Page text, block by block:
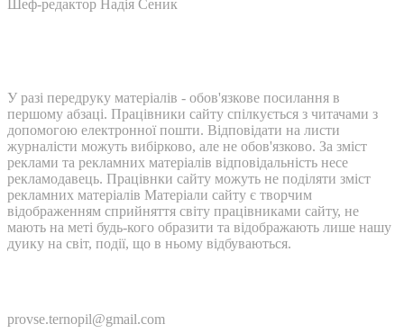
Шеф-редактор Надія Сеник
У разі передруку матеріалів - обов'язкове посилання в
першому абзаці. Працівники сайту спілкується з читачами з
допомогою електронної пошти. Відповідати на листи
журналісти можуть вибірково, але не обов'язково. За зміст
реклами та рекламних матеріалів відповідальність несе
рекламодавець. Працівнки сайту можуть не поділяти зміст
рекламних матеріалів Матеріали сайту є творчим
відображенням сприйняття світу працівниками сайту, не
мають на меті будь-кого образити та відображають лише нашу
дуику на світ, події, що в ньому відбуваються.
provse.ternopil@gmail.com